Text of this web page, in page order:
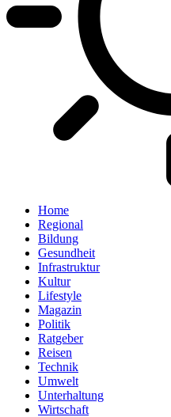
Home
Regional
Bildung
Gesundheit
Infrastruktur
Kultur
Lifestyle
Magazin
Politik
Ratgeber
Reisen
Technik
Umwelt
Unterhaltung
Wirtschaft